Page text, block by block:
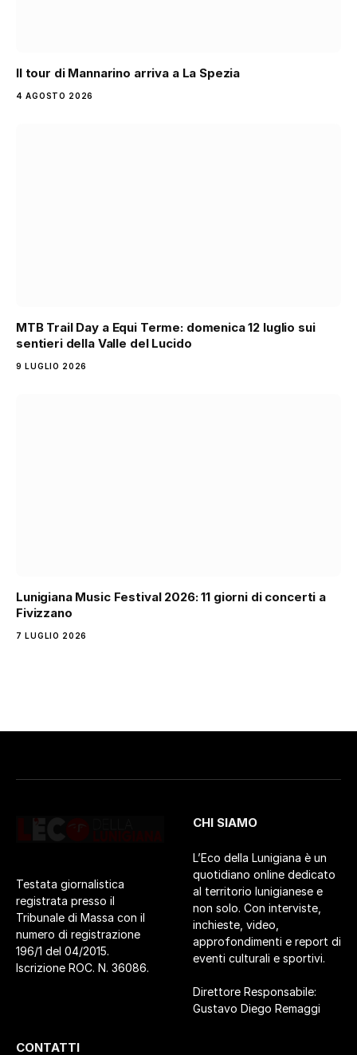
Il tour di Mannarino arriva a La Spezia
4 AGOSTO 2026
MTB Trail Day a Equi Terme: domenica 12 luglio sui
sentieri della Valle del Lucido
9 LUGLIO 2026
Lunigiana Music Festival 2026: 11 giorni di concerti a
Fivizzano
7 LUGLIO 2026
Testata giornalistica
registrata presso il
Tribunale di Massa con il
numero di registrazione
196/1 del 04/2015.
Iscrizione ROC. N. 36086.
CHI SIAMO
L’Eco della Lunigiana è un
quotidiano online dedicato
al territorio lunigianese e
non solo. Con interviste,
inchieste, video,
approfondimenti e report di
eventi culturali e sportivi.
Direttore Responsabile:
Gustavo Diego Remaggi
CONTATTI